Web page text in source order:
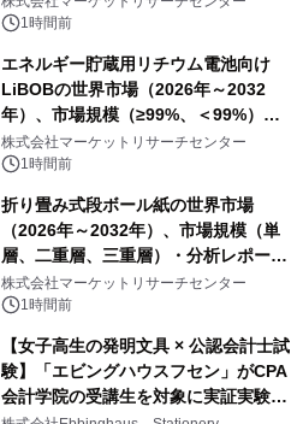
他）・分析レポートを発表
1時間前
エネルギー貯蔵用リチウム電池向け
LiBOBの世界市場（2026年～2032
年）、市場規模（≥99%、＜99%）・
分析レポートを発表
株式会社マーケットリサーチセンター
1時間前
折り畳み式段ボール紙の世界市場
（2026年～2032年）、市場規模（単
層、二重層、三重層）・分析レポート
を発表
株式会社マーケットリサーチセンター
1時間前
【女子高生の発明文具 × 公認会計士試
験】「エビングハウスフセン」がCPA
会計学院の受講生を対象に実証実験を